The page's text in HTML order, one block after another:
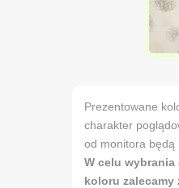
Prezentowane
charakter
od monitora będą
W celu
koloru zalecamy